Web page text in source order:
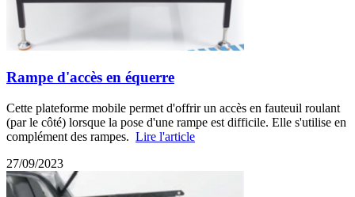
Rampe d'accès en équerre
Cette plateforme mobile permet d'offrir un accès en fauteuil roulant
(par le côté) lorsque la pose d'une rampe est difficile. Elle s'utilise en
complément des rampes. Lire l'article
27/09/2023